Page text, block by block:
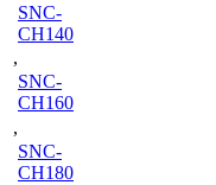
SNC-
CH140
,
SNC-
CH160
,
SNC-
CH180